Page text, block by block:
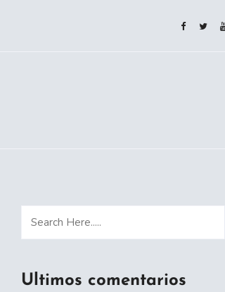
Ultimos comentarios